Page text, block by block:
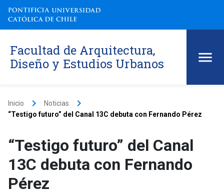
Facultad de Arquitectura,
Diseño y Estudios Urbanos
Inicio keyboard_arrow_right Noticias keyboard_arrow_right
“Testigo futuro” del Canal 13C debuta con Fernando Pérez
“Testigo futuro” del Canal
13C debuta con Fernando
Pérez